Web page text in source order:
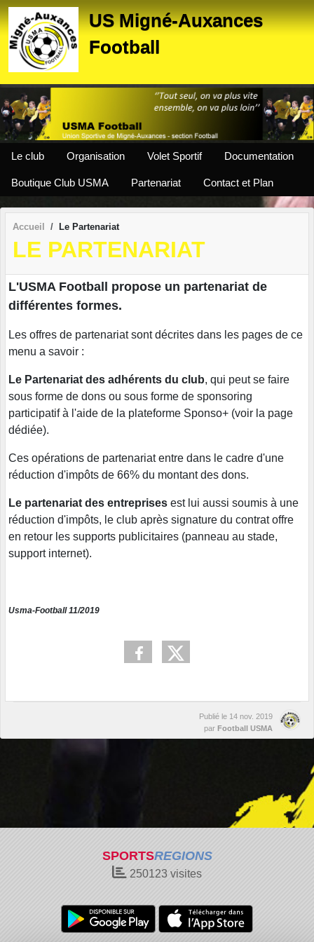
US Migné-Auxances
Football
Le club Organisation Volet Sportif Documentation
Boutique Club USMA Partenariat Contact et Plan
Accueil Le Partenariat
LE PARTENARIAT
L'USMA Football propose un partenariat de
différentes formes.
Les offres de partenariat sont décrites dans les pages de ce
menu a savoir :
Le Partenariat des adhérents du club, qui peut se faire
sous forme de dons ou sous forme de sponsoring
participatif à l'aide de la plateforme Sponso+ (voir la page
dédiée).
Ces opérations de partenariat entre dans le cadre d'une
réduction d'impôts de 66% du montant des dons.
Le partenariat des entreprises est lui aussi soumis à une
réduction d'impôts, le club après signature du contrat offre
en retour les supports publicitaires (panneau au stade,
support internet).
Usma-Football 11/2019
Publié le 14 nov. 2019
par Football USMA
SPORTSREGIONS
250123 visites
Panneau de gestion des cookies